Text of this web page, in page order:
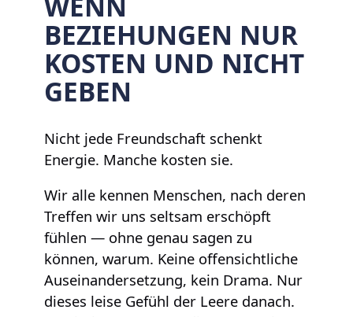
BEZIEHUNGEN NUR
KOSTEN UND NICHT
GEBEN
Nicht jede Freundschaft schenkt
Energie. Manche kosten sie.
Wir alle kennen Menschen, nach deren
Treffen wir uns seltsam erschöpft
fühlen — ohne genau sagen zu
können, warum. Keine offensichtliche
Auseinandersetzung, kein Drama. Nur
dieses leise Gefühl der Leere danach.